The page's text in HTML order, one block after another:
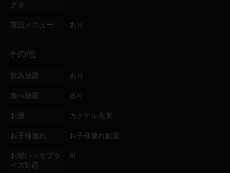
クタ
英語メニュー あり
その他
飲み放題 あり
食べ放題 あり
お酒 カクテル充実
お子様連れ お子様連れ歓迎
お祝い・サプラ
イズ対応
可